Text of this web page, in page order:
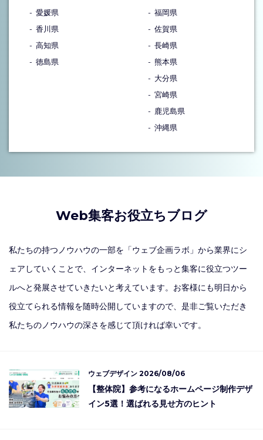
愛媛県
香川県
高知県
徳島県
福岡県
佐賀県
長崎県
熊本県
大分県
宮崎県
鹿児島県
沖縄県
Web集客お役立ちブログ
私たちの持つノウハウの一部を「ウェブ企画ラボ」から業界にシ
ェアしていくことで、インターネットをもっと集客に役立つツー
ルへと発展させていきたいと考えています。お客様にも明日から
役立てられる情報を随時公開していますので、是非ご覧いただき
私たちのノウハウの深さを感じて頂ければ幸いです。
ウェブデザイン 2026/08/06
【整体院】参考になるホームページ制作デザ
イン5選！選ばれる見せ方のヒント